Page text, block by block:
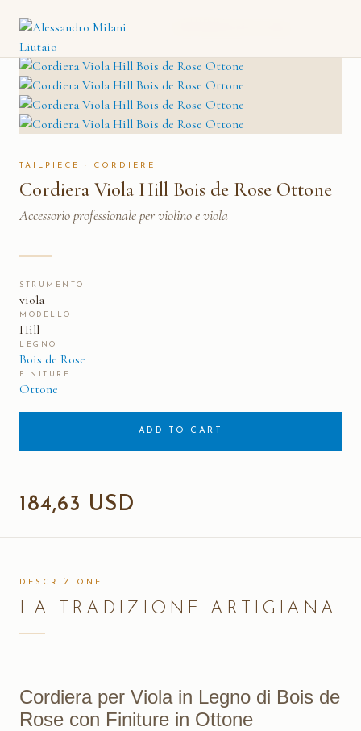
CATALOGO→ CORDIERE
TAILPIECE · CORDIERE
Cordiera Viola Hill Bois de Rose Ottone
Accessorio professionale per violino e viola
STRUMENTO
viola
MODELLO
Hill
LEGNO
Bois de Rose
FINITURE
Ottone
ADD TO CART
184,63 USD
DESCRIZIONE
LA TRADIZIONE ARTIGIANA
Cordiera per Viola in Legno di Bois de
Rose con Finiture in Ottone